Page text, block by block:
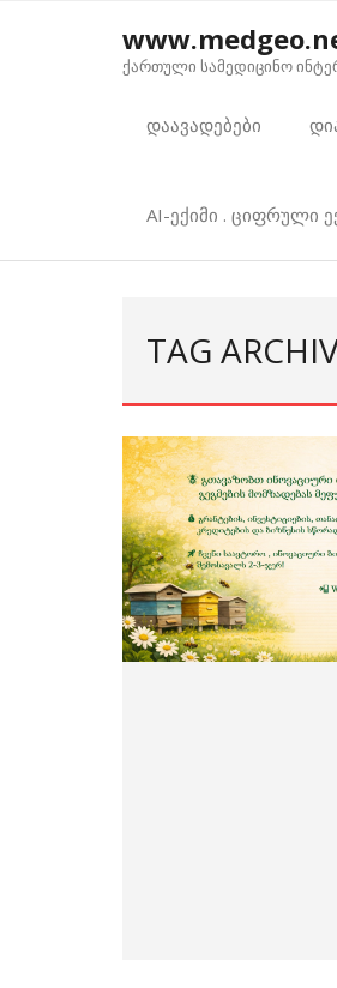
ქართული სამედიცინო
დაავადებები
AI-ექიმი . ციფრული
TAG